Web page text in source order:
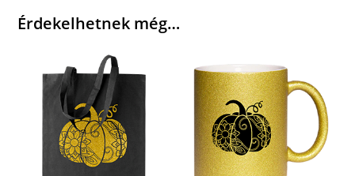
Érdekelhetnek még…